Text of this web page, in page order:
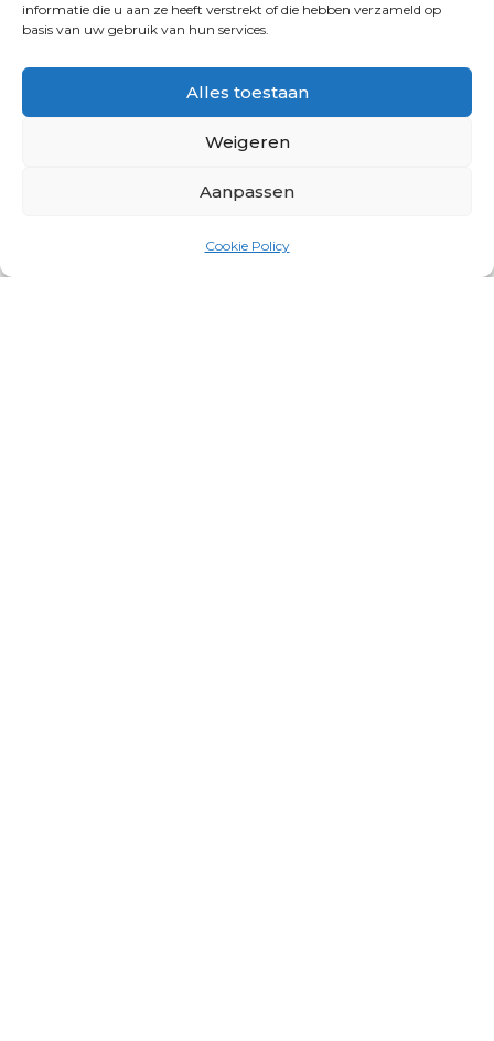
informatie die u aan ze heeft verstrekt of die hebben verzameld op
basis van uw gebruik van hun services.
Alles toestaan
Weigeren
Aanpassen
Cookie Policy